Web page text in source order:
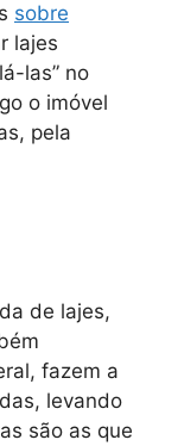
sobre
lajes
las” no
o imóvel
pela
de lajes,
fazem a
levando
são as que